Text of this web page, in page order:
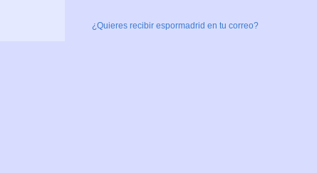
¿Quieres recibir espormadrid en tu correo?